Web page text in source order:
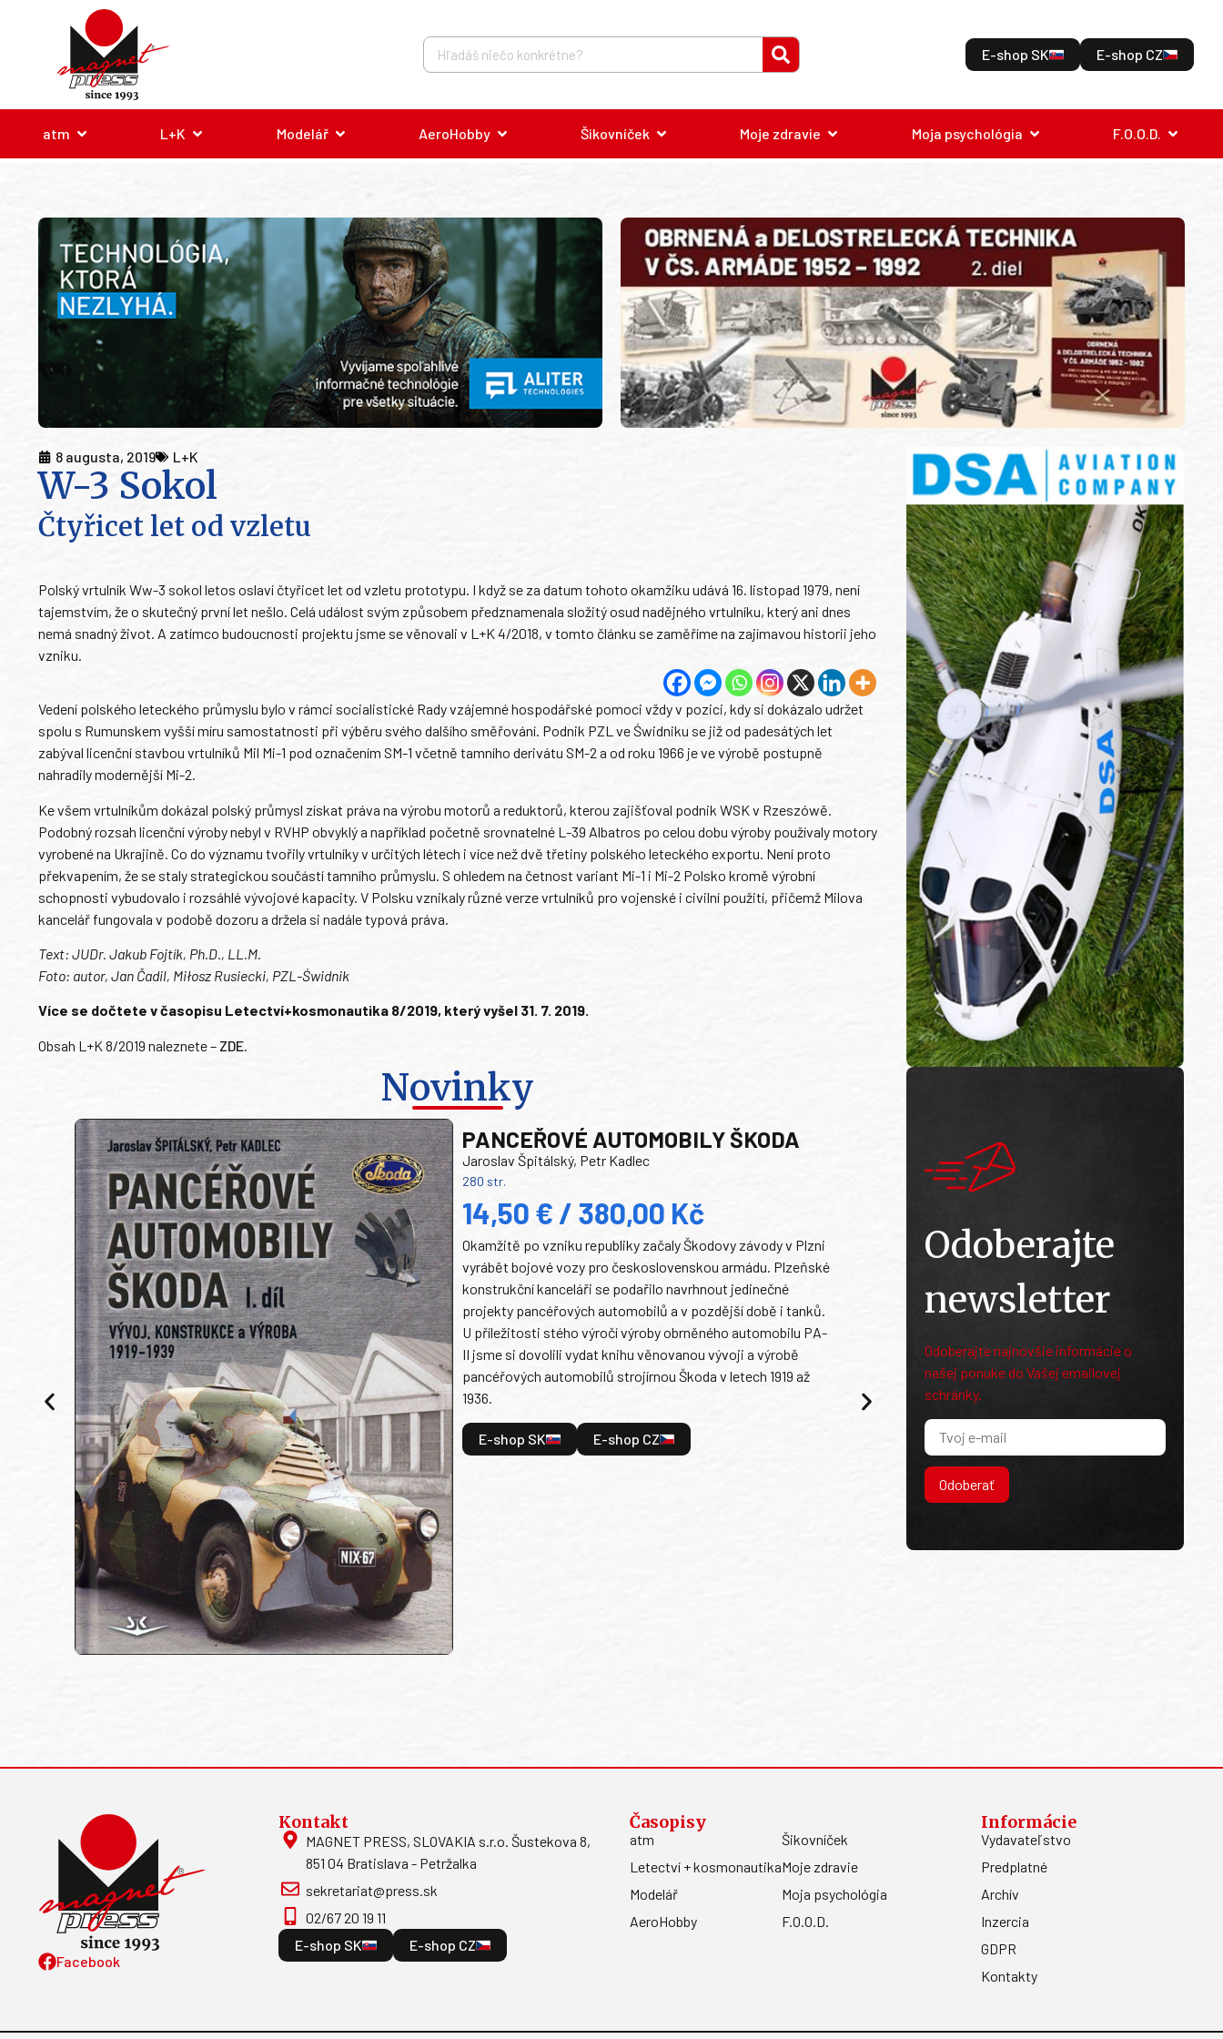
E-shop SK E-shop CZ
atm L+K Modelář AeroHobby Šikovníček Moje zdravie Moja psychológia F.O.O.D.
8 augusta, 2019 L+K
W-3 Sokol
Čtyřicet let od vzletu
Polský vrtulník Ww-3 sokol letos oslaví čtyřicet let od vzletu prototypu. I když se za datum tohoto okamžiku udává 16. listopad 1979, není
tajemstvím, že o skutečný první let nešlo. Celá událost svým způsobem předznamenala složitý osud nadějného vrtulníku, který ani dnes
nemá snadný život. A zatímco budoucnosti projektu jsme se věnovali v L+K 4/2018, v tomto článku se zaměříme na zajímavou historii jeho
vzniku.
Vedení polského leteckého průmyslu bylo v rámci socialistické Rady vzájemné hospodářské pomoci vždy v pozici, kdy si dokázalo udržet
spolu s Rumunskem vyšší míru samostatnosti při výběru svého dalšího směřování. Podnik PZL ve Świdniku se již od padesátých let
zabýval licenční stavbou vrtulníků Mil Mi-1 pod označením SM-1 včetně tamního derivátu SM-2 a od roku 1966 je ve výrobě postupně
nahradily modernější Mi-2.
Ke všem vrtulníkům dokázal polský průmysl získat práva na výrobu motorů a reduktorů, kterou zajišťoval podnik WSK v Rzeszówě.
Podobný rozsah licenční výroby nebyl v RVHP obvyklý a například početně srovnatelné L-39 Albatros po celou dobu výroby používaly motory
vyrobené na Ukrajině. Co do významu tvořily vrtulníky v určitých létech i více než dvě třetiny polského leteckého exportu. Není proto
překvapením, že se staly strategickou součástí tamního průmyslu. S ohledem na četnost variant Mi-1 i Mi-2 Polsko kromě výrobní
schopnosti vybudovalo i rozsáhlé vývojové kapacity. V Polsku vznikaly různé verze vrtulníků pro vojenské i civilní použití, přičemž Milova
kancelář fungovala v podobě dozoru a držela si nadále typová práva.
Text: JUDr. Jakub Fojtík, Ph.D., LL.M.
Foto: autor, Jan Čadil, Miłosz Rusiecki, PZL-Świdnik
Více se dočtete v časopisu Letectví+kosmonautika 8/2019, který vyšel 31. 7. 2019.
Obsah L+K 8/2019 naleznete – ZDE
Novinky
PANCEŘOVÉ AUTOMOBILY ŠKODA
Jaroslav Špitálský, Petr Kadlec
280 str.
14,50 € / 380,00 Kč
Okamžitě po vzniku republiky začaly Škodovy závody v Plzni
vyrábět bojové vozy pro československou armádu. Plzeňské
konstrukční kanceláři se podařilo navrhnout jedinečné
projekty pancéřových automobilů a v pozdější době i tanků.
U příležitosti stého výročí výroby obrněného automobilu PA-
II jsme si dovolili vydat knihu věnovanou vývoji a výrobě
pancéřových automobilů strojírnou Škoda v letech 1919 až
1936.
E-shop SK E-shop CZ
Odoberajte
newsletter
Odoberajte najnovšie informácie o
našej ponuke do Vašej emailovej
schránky.
Odoberať
Facebook
Kontakt
MAGNET PRESS, SLOVAKIA s.r.o. Šustekova 8,
851 04 Bratislava - Petržalka
sekretariat@press.sk
02/67 20 19 11
E-shop SK
E-shop CZ
Časopisy
atm
Letectví + kosmonautika
Modelář
AeroHobby
Šikovníček
Moje zdravie
Moja psychológia
F.O.O.D.
Informácie
Vydavateľstvo
Predplatné
Archív
Inzercia
GDPR
Kontakty